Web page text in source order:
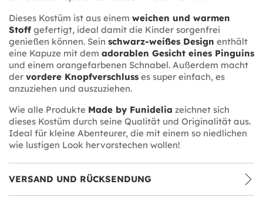
Dieses Kostüm ist aus einem weichen und warmen
Stoff gefertigt, ideal damit die Kinder sorgenfrei
genießen können. Sein schwarz-weißes Design enthält
eine Kapuze mit dem adorablen Gesicht eines Pinguins
und einem orangefarbenen Schnabel. Außerdem macht
der vordere Knopfverschluss es super einfach, es
anzuziehen und auszuziehen.
Wie alle Produkte Made by Funidelia zeichnet sich
dieses Kostüm durch seine Qualität und Originalität aus.
Ideal für kleine Abenteurer, die mit einem so niedlichen
wie lustigen Look hervorstechen wollen!
VERSAND UND RÜCKSENDUNG